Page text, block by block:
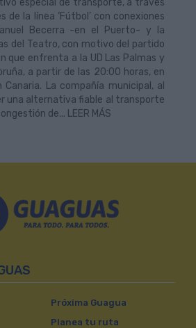
de la línea ‘Fútbol’ con conexiones
Becerra -en el Puerto- y la
del Teatro, con motivo del partido
que enfrenta a la UD Las Palmas y
a partir de las 20:00 horas, en
La compañía municipal, al
una alternativa fiable al transporte
de... LEER MÁS
Próxima Guagua
Planea tu ruta